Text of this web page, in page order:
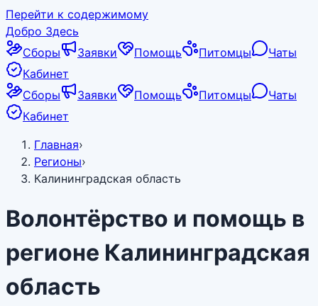
Перейти к содержимому
Добро Здесь
Сборы
Заявки Помощь Питомцы
Чаты
Кабинет
Сборы
Заявки Помощь Питомцы
Чаты
Кабинет
Главная›
Регионы›
Калининградская область
Волонтёрство и помощь в
регионе Калининградская
область